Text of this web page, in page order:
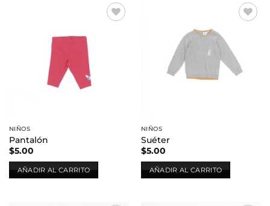
NIÑOS
Pantalón
$5.00
AÑADIR AL CARRITO
lista de
deseos
NIÑOS
Suéter
$5.00
AÑADIR AL CARRITO